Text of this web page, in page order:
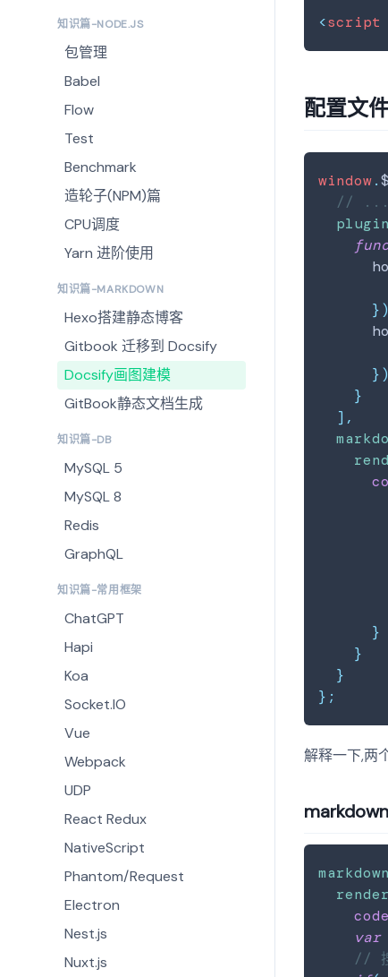
知识篇-NODE.JS
包管理
Babel
Flow
Test
Benchmark
造轮子(NPM)篇
CPU调度
Yarn 进阶使用
知识篇-MARKDOWN
Hexo搭建静态博客
Gitbook 迁移到 Docsify
Docsify画图建模
GitBook静态文档生成
知识篇-DB
MySQL 5
MySQL 8
Redis
GraphQL
知识篇-常用框架
ChatGPT
Hapi
Koa
Socket.IO
Vue
Webpack
UDP
React Redux
NativeScript
Phantom/Request
Electron
Nest.js
Nuxt.js
<script
配置文
window.
// ...
})
})
}
] ,
}
}
}
} ;
解释一下,两
markdown
code
var
//